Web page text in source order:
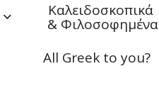
Καλειδοσκοπικά
& Φιλοσοφημένα
All Greek to you?